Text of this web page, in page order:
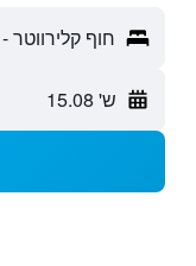
ש' 15.08